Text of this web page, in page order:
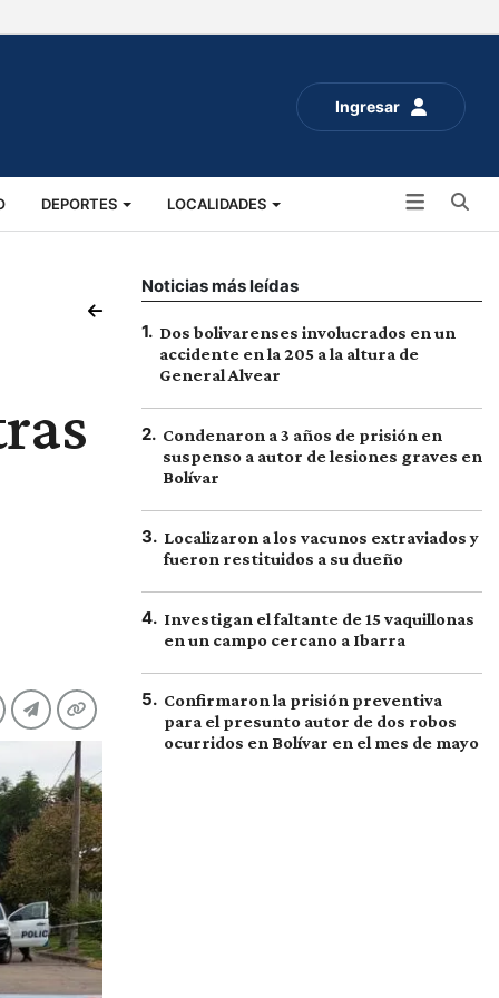
Ingresar
DEPORTES LOCALIDADES
Noticias más leídas
1. Dos bolivarenses involucrados en un
accidente en la 205 a la altura de
General Alvear
2. Condenaron a 3 años de prisión en
suspenso a autor de lesiones graves en
Bolívar
3. Localizaron a los vacunos extraviados y
fueron restituidos a su dueño
4. Investigan el faltante de 15 vaquillonas
en un campo cercano a Ibarra
5. Confirmaron la prisión preventiva
para el presunto autor de dos robos
ocurridos en Bolívar en el mes de mayo